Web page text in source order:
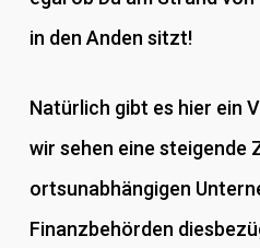
in den Anden sitzt!
Natürlich gibt es hier ein
wir sehen eine steigende
ortsunabhängigen
Finanzbehörden